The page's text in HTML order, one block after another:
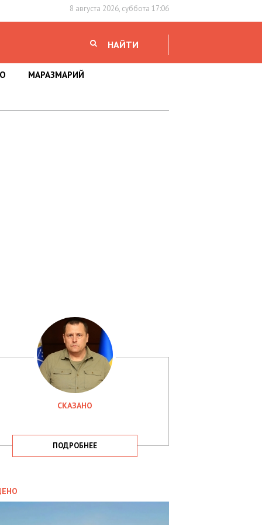
8 августа 2026, суббота 17:06
НАЙТИ
МАРАЗМАРИЙ
СКАЗАНО
ПОДРОБНЕЕ